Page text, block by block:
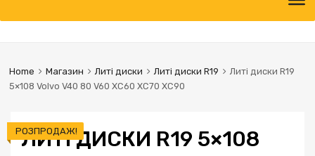
Home Магазин Литі диски Литі диски R19
Литі диски R19
5×108 Volvo V40 80 V60 XC60 XC70 XC90
ЛИТІ ДИСКИ R19 5×108
РОЗПРОДАЖ!